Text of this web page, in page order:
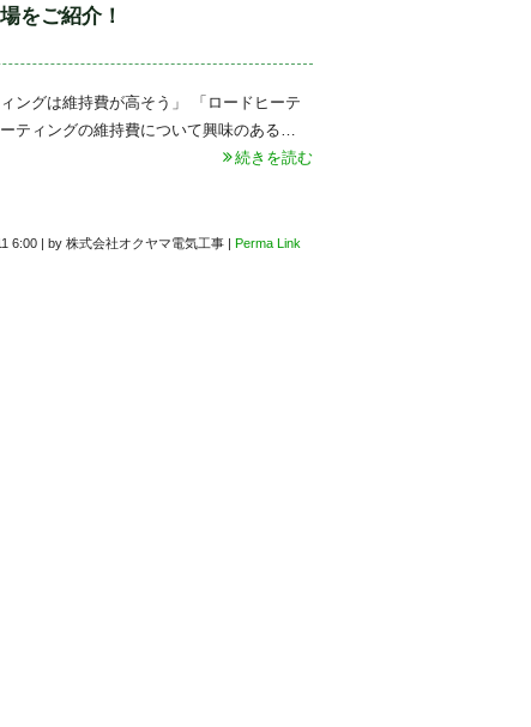
をご紹介！
ングは維持費が高そう」 「ロードヒーテ
ティングの維持費について興味のある…
続きを読む
6:00 | by 株式会社オクヤマ電気工事 | Perma Link